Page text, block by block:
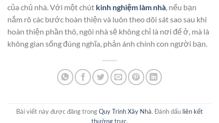
của chủ nhà. Với một chút kinh nghiệm làm nhà, nếu bạn
nắm rõ các bước hoàn thiện và luôn theo dõi sát sao sau khi
hoàn thiện phần thô, ngôi nhà sẽ không chỉ là nơi để ở, mà là
không gian sống đúng nghĩa, phản ánh chính con người bạn.
Bài viết này được đăng trongQuy Trình Xây Nhà. Đánh dấu liên kết
thường trực.